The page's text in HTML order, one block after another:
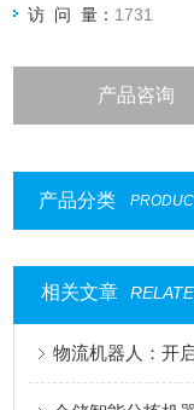
访 问 量： 1731
产品咨询
产品分类
相关文章
物流机器人：开